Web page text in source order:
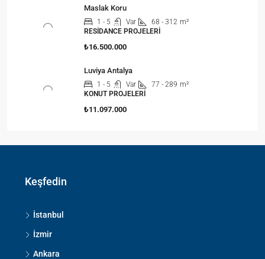
Maslak Koru
1 - 5 Var 68 - 312 m²
RESIDANCE PROJELERI
₺16.500.000
Luviya Antalya
1 - 5 Var 77 - 289 m²
KONUT PROJELERI
₺11.097.000
Keşfedin
İstanbul
İzmir
Ankara